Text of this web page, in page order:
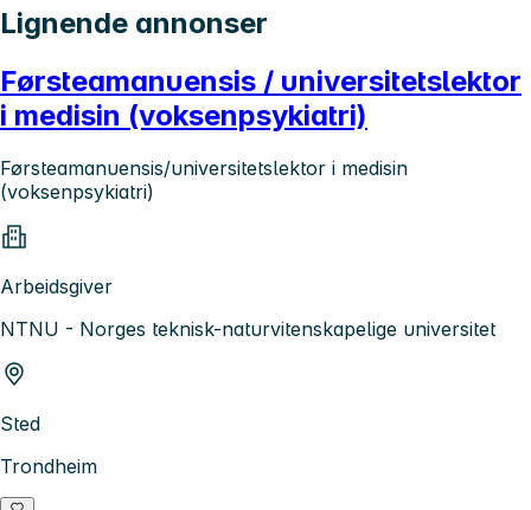
Lignende annonser
Førsteamanuensis / universitetslektor
i medisin (voksenpsykiatri)
Førsteamanuensis/universitetslektor i medisin
(voksenpsykiatri)
Arbeidsgiver
NTNU - Norges teknisk-naturvitenskapelige universitet
Sted
Trondheim